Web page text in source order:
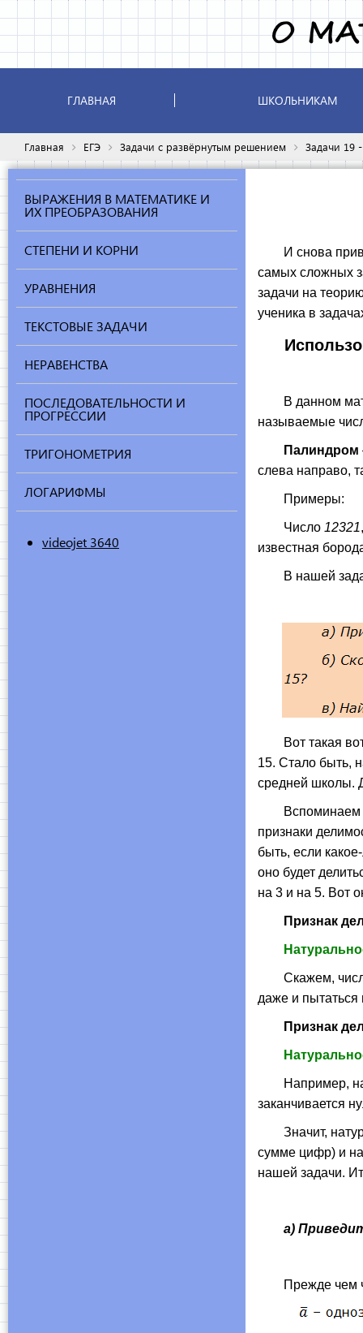
ГЛАВНАЯ ШКОЛЬНИКАМ
Главная ЕГЭ Задачи с развёрнутым решением Задачи 19
ВЫРАЖЕНИЯ В МАТЕМАТИКЕ И
ИХ ПРЕОБРАЗОВАНИЯ
СТЕПЕНИ И КОРНИ
УРАВНЕНИЯ
ТЕКСТОВЫЕ ЗАДАЧИ
НЕРАВЕНСТВА
ПОСЛЕДОВАТЕЛЬНОСТИ И
ПРОГРЕССИИ
ТРИГОНОМЕТРИЯ
ЛОГАРИФМЫ
videojet 3640
И снова
самых сложных
задачи на
ученика в
В данном
называемые
Палиндром
слева направо,
Примеры:
Число 12321
известная
В нашей
Вот такая вот
15. Стало быть,
средней школы.
Вспоминаем 6-
признаки
быть, если
оно будет
на 3 и на 5. Вот
Признак
Скажем, число
даже и пытаться
Признак
Например, на 5
заканчивается
Значит,
сумме цифр) и на
нашей задачи.
а)
Прежде чем